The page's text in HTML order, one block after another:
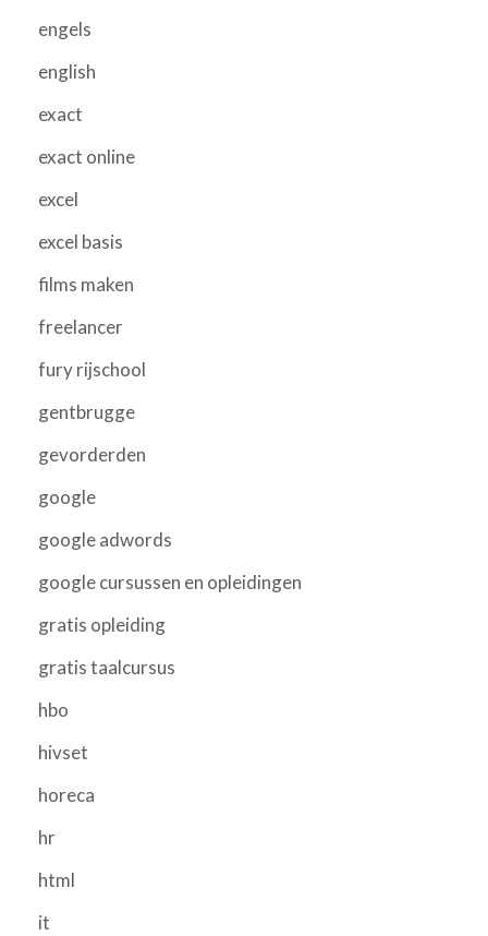
engels
english
exact
exact online
excel
excel basis
films maken
freelancer
fury rijschool
gentbrugge
gevorderden
google
google adwords
google cursussen en opleidingen
gratis opleiding
gratis taalcursus
hbo
hivset
horeca
hr
html
it